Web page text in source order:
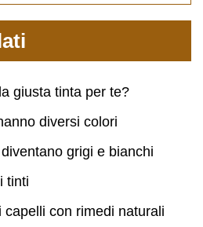
giusta tinta per te?
diversi colori
grigi e bianchi
tinti
capelli con rimedi naturali